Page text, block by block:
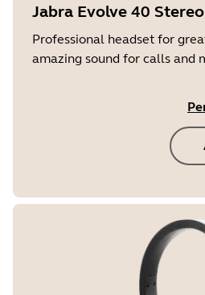
Jabra Evolve 40
Professional headset for
amazing sound for calls and